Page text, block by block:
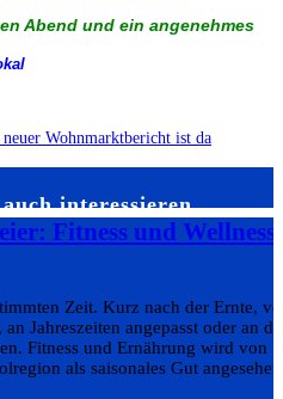
Abend und ein angenehmes
auch interessieren…
Fitness und Wellness
Zeit. Kurz nach der Ernte,
Jahreszeiten angepasst oder an
Fitness und Ernährung wird von
als saisonales Gut